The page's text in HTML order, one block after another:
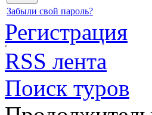
Забыли свой пароль?
Регистрация
RSS лента
Поиск туров